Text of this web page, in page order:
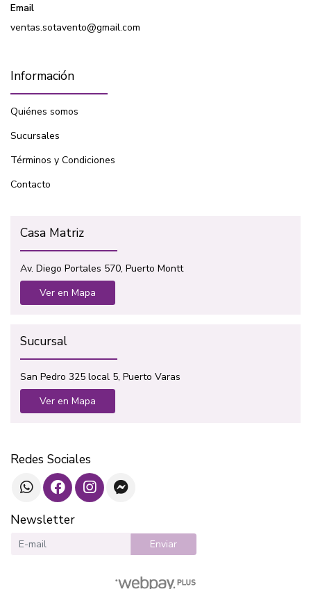
Email
ventas.sotavento@gmail.com
Información
Quiénes somos
Sucursales
Términos y Condiciones
Contacto
Casa Matriz
Av. Diego Portales 570, Puerto Montt
Ver en Mapa
Sucursal
San Pedro 325 local 5, Puerto Varas
Ver en Mapa
Redes Sociales
Newsletter
Enviar